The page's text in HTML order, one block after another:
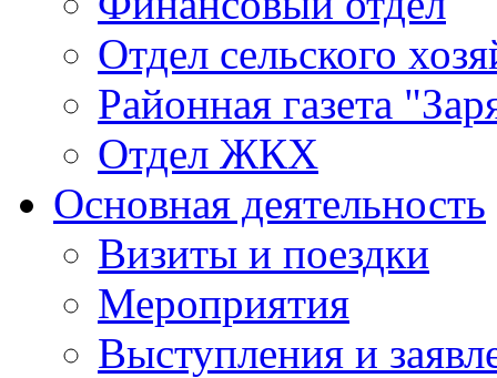
Отдел сельского
Районная газета
Отдел ЖКХ
Основная деятельность
Визиты и поездки
Мероприятия
Выступления и